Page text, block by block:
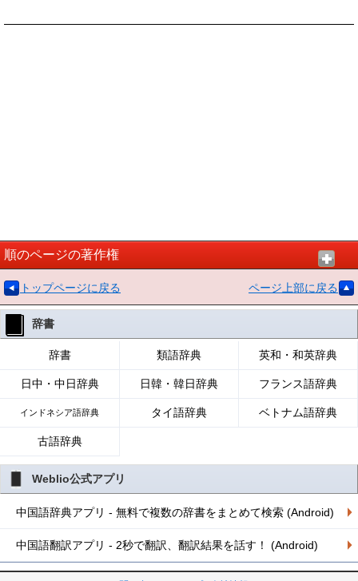
順のページの著作権
トップページに戻る ページ上部に戻る
辞書
辞書 類語辞典 英和・和英辞典
日中・中日辞典 日韓・韓日辞典 フランス語辞典
インドネシア語辞典 タイ語辞典 ベトナム語辞典
古語辞典
Weblio公式アプリ
中国語辞典アプリ - 無料で複数の辞書をまとめて検索 (Android)
中国語翻訳アプリ - 2秒で翻訳、翻訳結果を話す！ (Android)